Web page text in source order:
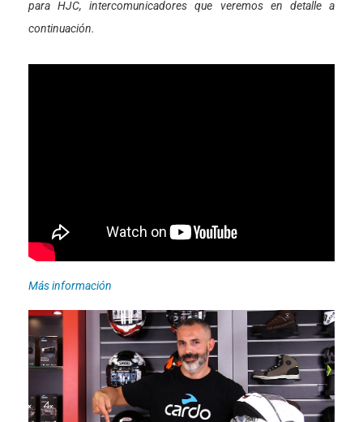
para HJC, intercomunicadores que veremos en detalle a
continuación.
Más información